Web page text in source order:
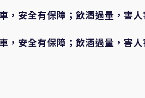
，安全有保障；飲酒過量，害人
，安全有保障；飲酒過量，害人